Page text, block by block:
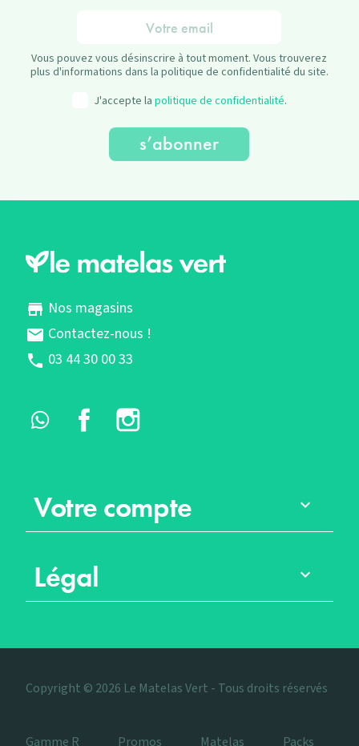
Vous pouvez vous désinscrire à tout moment. Vous trouverez
plus d'informations dans la politique de confidentialité du site.
J'accepte la politique de confidentialité.
store Nos magasins
mail Contactez-nous !
phone 03 44 30 00 33
Votre compte 
Légal 
Whatsapp
Facebook
Copyright © 2026 Le Matelas Vert - Tous droits réservés
Gamme R Promos Matelas Packs